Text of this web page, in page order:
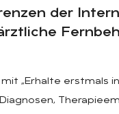
der
„Erhalte erstmals in